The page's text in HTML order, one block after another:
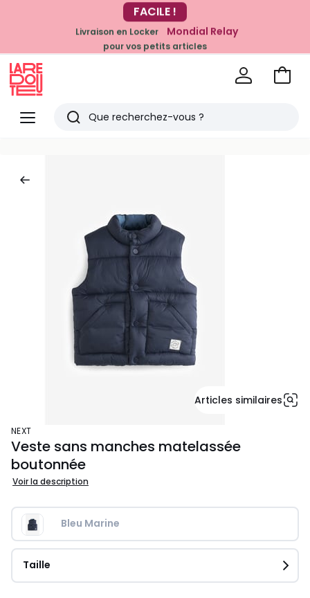
-20% dès 39€*
sur la mode
FACILE !
Livraison en Locker Mondial Relay
pour vos petits articles
Menu
Redoute
Rechercher
Voir
Articles similaires
NEXT
Veste sans manches matelassée
boutonnée
Voir la description
Bleu Marine
Taille